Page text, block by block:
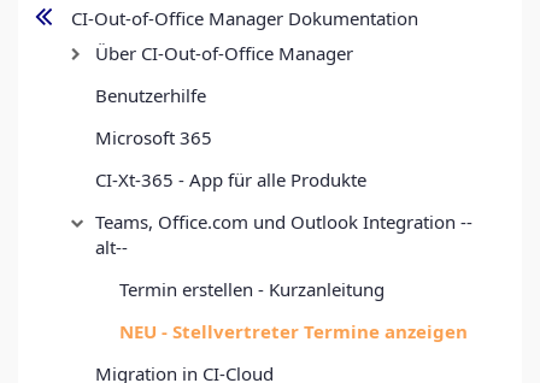
CI-Out-of-Office Manager Dokumentation
Über CI-Out-of-Office Manager
Benutzerhilfe
Microsoft 365
CI-Xt-365 - App für alle Produkte
Teams, Office.com und Outlook Integration --
alt--
Termin erstellen - Kurzanleitung
NEU - Stellvertreter Termine anzeigen
Migration in CI-Cloud